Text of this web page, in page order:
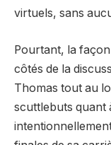
virtuels, sans
Pourtant, la
côtés de la
Thomas tout au
scuttlebuts quant